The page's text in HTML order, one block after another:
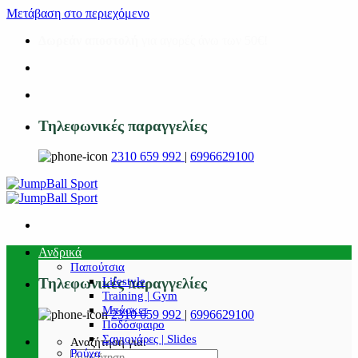
Μετάβαση στο περιεχόμενο
Τηλεφωνικές παραγγελίες
2310 659 992 | 6996629100
Τηλεφωνικές παραγγελίες
2310 659 992 | 6996629100
Αναζήτηση για:
Ανδρικά
Παπούτσια
Lifestyle
Training | Gym
Μπάσκετ
Ποδόσφαιρο
Σαγιονάρες | Slides
Ρούχα